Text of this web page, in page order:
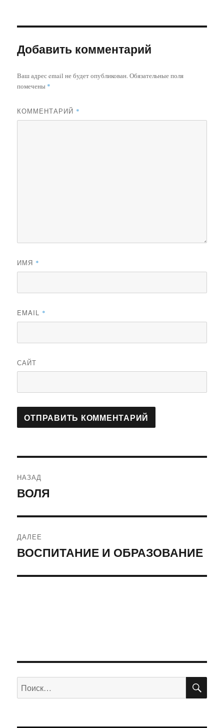
Добавить комментарий
Ваш адрес email не будет опубликован.Обязательные поля
помечены *
КОММЕНТАРИЙ *
ИМЯ *
EMAIL *
САЙТ
по
НАЗАД
Предыдущая
ВОЛЯ
ДАЛЕЕ
Следующая
ВОСПИТАНИЕ И ОБРАЗОВАНИЕ
Искать: